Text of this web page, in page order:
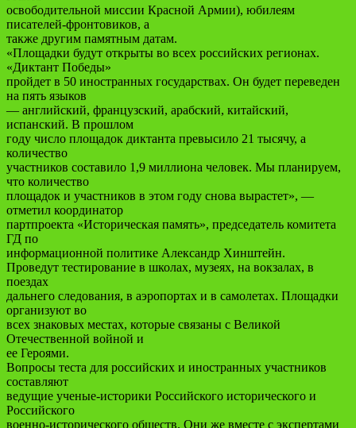
освободительной миссии Красной Армии), юбилеям
писателей-фронтовиков, а
также другим памятным датам.
«Площадки будут открыты во всех российских регионах.
«Диктант Победы»
пройдет в 50 иностранных государствах. Он будет переведен
на пять языков
— английский, французский, арабский, китайский,
испанский. В прошлом
году число площадок диктанта превысило 21 тысячу, а
количество
участников составило 1,9 миллиона человек. Мы планируем,
что количество
площадок и участников в этом году снова вырастет», —
отметил координатор
партпроекта «Историческая память», председатель комитета
ГД по
информационной политике Александр Хинштейн.
Проведут тестирование в школах, музеях, на вокзалах, в
поездах
дальнего следования, в аэропортах и в самолетах. Площадки
организуют во
всех знаковых местах, которые связаны с Великой
Отечественной войной и
ее Героями.
Вопросы теста для российских и иностранных участников
составляют
ведущие ученые-историки Российского исторического и
Российского
военно-исторического обществ. Они же вместе с экспертами